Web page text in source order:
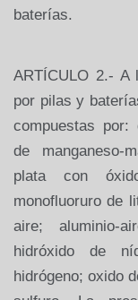
baterías.
ARTÍCULO 2.- A
por pilas y
compuestas por:
de manganeso-
plata con
monofluoruro de
aire; aluminio-
hidróxido de
hidrógeno; oxido